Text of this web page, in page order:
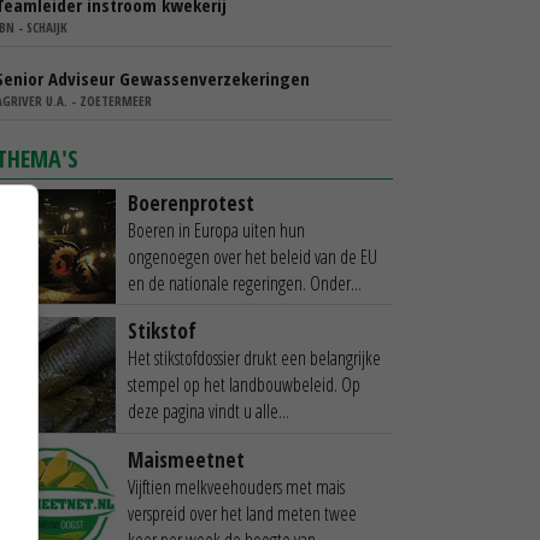
instroom kwekerij
- SCHAIJK
Adviseur Gewassenverzekeringen
U.A. - ZOETERMEER
Boerenprotest
Boeren in Europa uiten hun
ongenoegen over het beleid van de EU
en de nationale regeringen. Onder...
Stikstof
Het stikstofdossier drukt een belangrijke
stempel op het landbouwbeleid. Op
deze pagina vindt u alle...
Maismeetnet
Vijftien melkveehouders met mais
verspreid over het land meten twee